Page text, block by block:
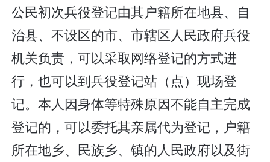
公民初次兵役登记由其户籍所在地县、自
治县、不设区的市、市辖区人民政府兵役
机关负责，可以采取网络登记的方式进
行，也可以到兵役登记站（点）现场登
记。本人因身体等特殊原因不能自主完成
登记的，可以委托其亲属代为登记，户籍
所在地乡、民族乡、镇的人民政府以及街